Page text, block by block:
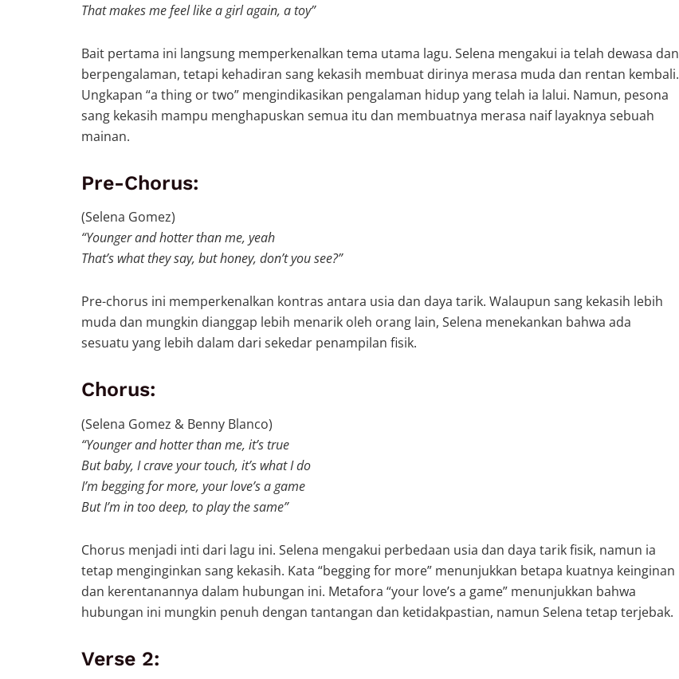
That makes me feel like a girl again, a toy”
Bait pertama ini langsung memperkenalkan tema utama lagu. Selena mengakui ia telah dewasa dan
berpengalaman, tetapi kehadiran sang kekasih membuat dirinya merasa muda dan rentan kembali.
Ungkapan “a thing or two” mengindikasikan pengalaman hidup yang telah ia lalui. Namun, pesona
sang kekasih mampu menghapuskan semua itu dan membuatnya merasa naif layaknya sebuah
mainan.
Pre-Chorus:
(Selena Gomez)
“Younger and hotter than me, yeah
That’s what they say, but honey, don’t you see?”
Pre-chorus ini memperkenalkan kontras antara usia dan daya tarik. Walaupun sang kekasih lebih
muda dan mungkin dianggap lebih menarik oleh orang lain, Selena menekankan bahwa ada
sesuatu yang lebih dalam dari sekedar penampilan fisik.
Chorus:
(Selena Gomez & Benny Blanco)
“Younger and hotter than me, it’s true
But baby, I crave your touch, it’s what I do
I’m begging for more, your love’s a game
But I’m in too deep, to play the same”
Chorus menjadi inti dari lagu ini. Selena mengakui perbedaan usia dan daya tarik fisik, namun ia
tetap menginginkan sang kekasih. Kata “begging for more” menunjukkan betapa kuatnya keinginan
dan kerentanannya dalam hubungan ini. Metafora “your love’s a game” menunjukkan bahwa
hubungan ini mungkin penuh dengan tantangan dan ketidakpastian, namun Selena tetap terjebak.
Verse 2: